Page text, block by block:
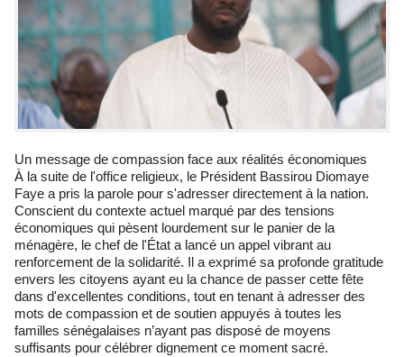
Un message de compassion face aux réalités économiques
À la suite de l'office religieux, le Président Bassirou Diomaye
Faye a pris la parole pour s'adresser directement à la nation.
Conscient du contexte actuel marqué par des tensions
économiques qui pèsent lourdement sur le panier de la
ménagère, le chef de l'État a lancé un appel vibrant au
renforcement de la solidarité. Il a exprimé sa profonde gratitude
envers les citoyens ayant eu la chance de passer cette fête
dans d'excellentes conditions, tout en tenant à adresser des
mots de compassion et de soutien appuyés à toutes les
familles sénégalaises n’ayant pas disposé de moyens
suffisants pour célébrer dignement ce moment sacré.